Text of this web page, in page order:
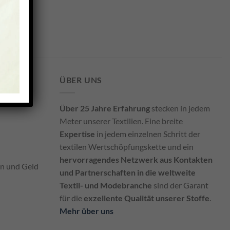
und Geld
ÜBER UNS
Über 25 Jahre Erfahrungstecken in jedem
Meter unserer Textilien. Eine breite
Expertise in jedem einzelnen Schritt der
textilen Wertschöpfungskette und ein
hervorragendes Netzwerk aus Kontakten
und Partnerschaften in die weltweite
Textil- und Modebranche sind der Garant
für dieexzellente Qualität unserer Stoffe.
Mehr über uns